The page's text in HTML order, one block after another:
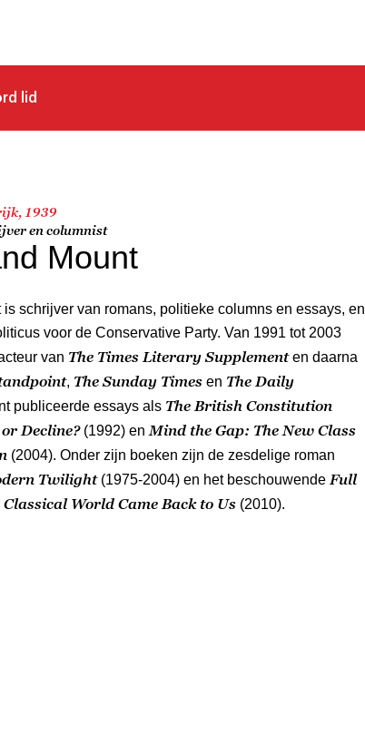
lid
1939
en columnist
Mount
is schrijver van romans, politieke columns en essays, en
voor de Conservative Party. Van 1991 tot 2003
van The Times Literary Supplementen daarna
, The Sunday Times en The Daily
publiceerde essays als The British Constitution
Decline?(1992) en Mind the Gap: The New Class
(2004). Onder zijn boeken zijn de zesdelige roman
Twilight(1975-2004) en het beschouwende Full
World Came Back to Us (2010).